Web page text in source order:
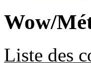
Wow/
Liste des